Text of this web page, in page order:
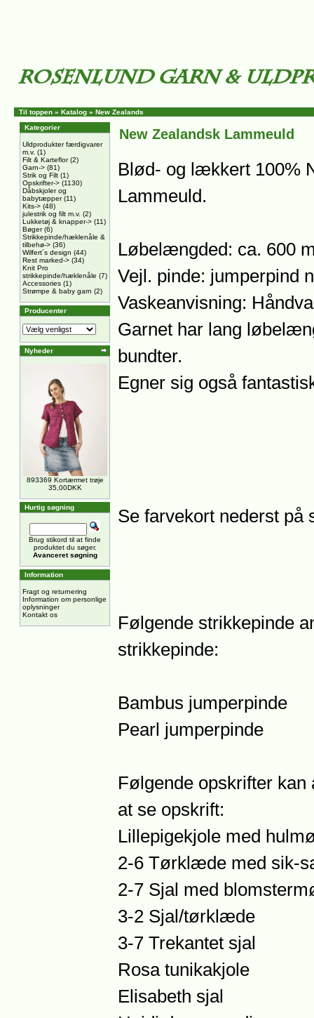
Til toppen » Katalog » New Zealands
Kategorier
Uldprodukter færdigvarer
m.v. (1)
Filt & Karteflor(2)
Garn-> (81)
Strik og Filt (1)
Opskrifter-> (1130)
Dåbskjoler og
babytæpper(11)
Kits-> (48)
julestrik og filt m.v. (2)
Lukketøj & knapper-> (11)
Bøger(6)
Strikkepinde/hæklenåle &
tilbehø-> (36)
Wilfert´s design (44)
Rest marked-> (34)
Knit Pro
strikkepinde/hæklenåle (7)
Accessories (1)
Strømpe & baby garn (2)
Producenter
Nyheder
893369 Kortærmet trøje
35,00DKK
Hurtig søgning
Brug stikord til at finde
produktet du søger.
Avanceret søgning
Information
Fragt og returnering
Information om personlige
oplysninger
Kontakt os
New Zealandsk Lammeuld
Blød- og lækkert 100%
Lammeuld.
Løbelængded: ca. 600
Vejl. pinde: jumperpind
Vaskeanvisning:
Garnet har lang
bundter.
Egner sig også
Se farvekort nederst på
Følgende strikkepinde
strikkepinde:
Bambus jumperpinde
Pearl jumperpinde
Følgende opskrifter
at se opskrift:
Lillepigekjole med
2-6 Tørklæde med sik-
2-7 Sjal med
3-2 Sjal/tørklæde
3-7 Trekantet sjal
Rosa tunikakjole
Elisabeth sjal